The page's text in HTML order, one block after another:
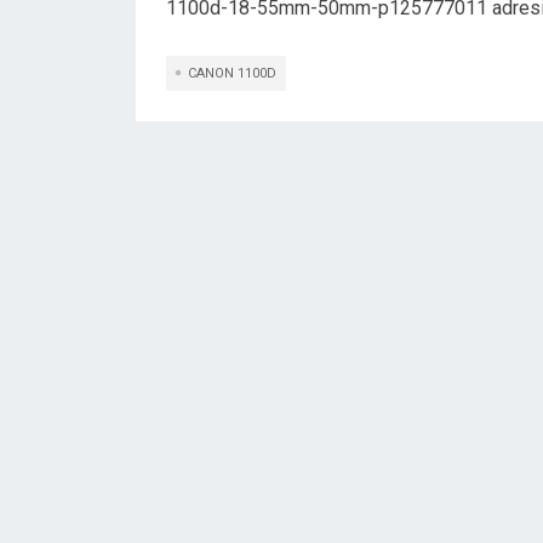
1100d-18-55mm-50mm-p125777011
CANON 1100D